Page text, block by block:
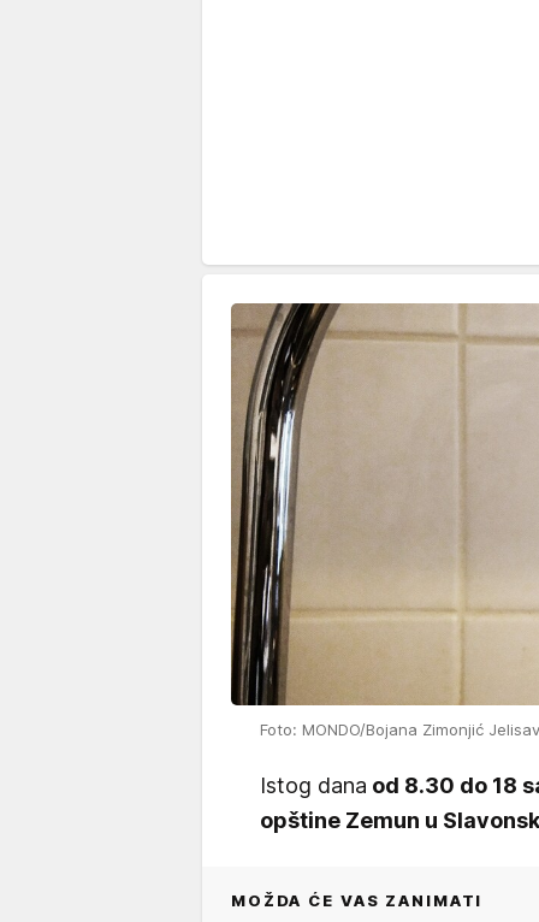
Foto: MONDO/Bojana Zimonjić
Istog dana od 8.30 do 18
opštine Zemun u
MOŽDA ĆE VAS ZANIMATI